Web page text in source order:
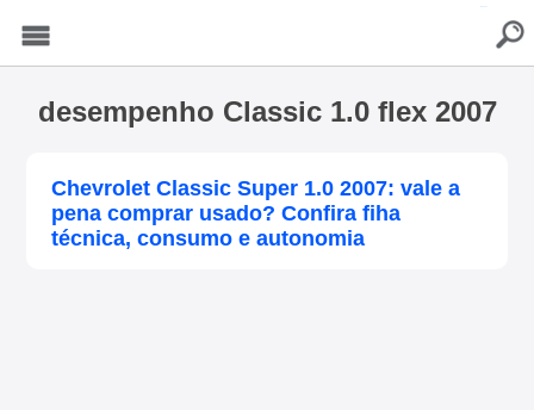
desempenho Classic 1.0 flex 2007
Chevrolet Classic Super 1.0 2007: vale a
pena comprar usado? Confira fiha
técnica, consumo e autonomia